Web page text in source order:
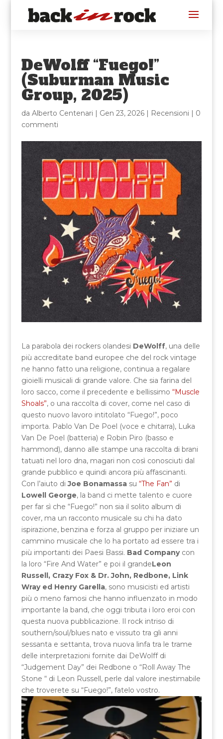
DeWolff “Fuego!”
(Suburman Music
Group, 2025)
da Alberto Centenari | Gen 23, 2026| Recensioni | 0
commenti
La parabola dei rockers olandesi DeWolff, una delle
più accreditate band europee che del rock vintage
ne hanno fatto una religione, continua a regalare
gioielli musicali di grande valore. Che sia farina del
loro sacco, come il precedente e bellissimo “Muscle
Shoals”, o una raccolta di cover, come nel caso di
questo nuovo lavoro intitolato “Fuego!”, poco
importa. Pablo Van De Poel (voce e chitarra), Luka
Van De Poel (batteria) e Robin Piro (basso e
hammond), danno alle stampe una raccolta di brani
tatuati nel loro dna, magari non così conosciuti dal
grande pubblico e quindi ancora più affascinanti.
Con l’aiuto diJoe Bonamassasu “The Fan” di
Lowell George, la band ci mette talento e cuore
per far sì che “Fuego!” non sia il solito album di
cover, ma un racconto musicale su chi ha dato
ispirazione, benzina e forza al gruppo per iniziare un
cammino musicale che lo ha portato ad essere tra i
più importanti dei Paesi Bassi. Bad Companycon
la loro “Fire And Water” e poi il grandeLeon
Russell, Crazy Fox & Dr. John, Redbone, Link
Wray ed Henry Garella, sono musicisti ed artisti
più o meno famosi che hanno influenzato in modo
importante la band, che oggi tributa i loro eroi con
questa nuova pubblicazione. Il rock intriso di
southern/soul/blues nato e vissuto tra gli anni
sessanta e settanta, trova nuova linfa tra le trame
delle interpretazioni fornite dai DeWolff di
“Judgement Day” dei Redbone o “Roll Away The
Stone “ di Leon Russell, perle dal valore inestimabile
che troverete su “Fuego!”, fatelo vostro.